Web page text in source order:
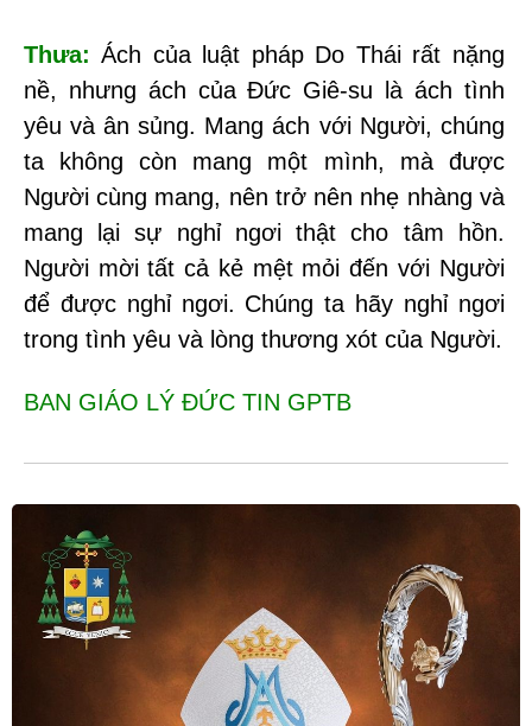
Thưa: Ách của luật pháp Do Thái rất nặng
nề, nhưng ách của Đức Giê-su là ách tình
yêu và ân sủng. Mang ách với Người, chúng
ta không còn mang một mình, mà được
Người cùng mang, nên trở nên nhẹ nhàng và
mang lại sự nghỉ ngơi thật cho tâm hồn.
Người mời tất cả kẻ mệt mỏi đến với Người
để được nghỉ ngơi. Chúng ta hãy nghỉ ngơi
trong tình yêu và lòng thương xót của Người.
BAN GIÁO LÝ ĐỨC TIN GPTB